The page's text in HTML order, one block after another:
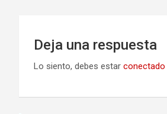
Deja una respuesta
Lo siento, debes estar conectado